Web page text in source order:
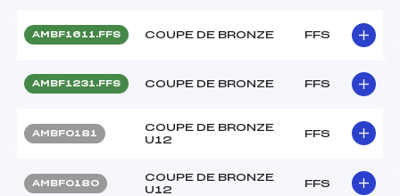
AMBF1611.FFS COUPE DE BRONZE FFS
AMBF1231.FFS COUPE DE BRONZE FFS
AMBF0181
COUPE DE BRONZE
U12
FFS
AMBF0180
COUPE DE BRONZE
U12
FFS